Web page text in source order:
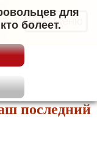
для
болеет.Меню
последний